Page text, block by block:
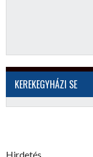
KEREKEGYHÁZI SE
Hirdetés